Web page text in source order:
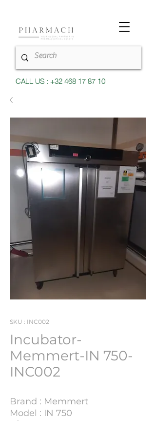
CALL US : +32 468 17 87 10
SKU : INC002
Incubator-
Memmert-IN 750-
INC002
Brand : Memmert
Model : IN 750